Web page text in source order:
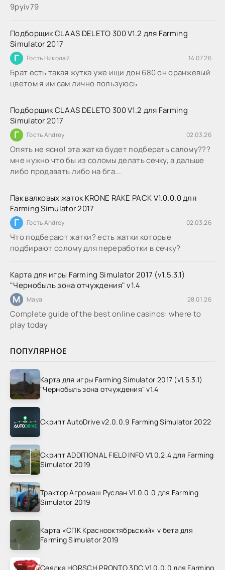
9руіv79
Подборщик CLAAS DELETO 300 V1.2 для Farming
Simulator 2017
Г Гость Николай 14.07.26
Брат есть такая жутка уже ищи дон 680 он оранжевый
цветом я им сам лично пользуюсь
Подборщик CLAAS DELETO 300 V1.2 для Farming
Simulator 2017
Г Гость Andrey 02.03.26
Опять не ясно! эта жатка будет подберать салому???
мне нужно что бы из соломы делать сечку, а дальше
либо продавать либо на бга...
Пак валковых жаток KRONE RAKE PACK V1.0.0.0 для
Farming Simulator 2017
Г Гость Andrey 02.03.26
Что подберают жатки? есть жатки которые
подбирают солому для переработки в сечку?
Карта для игры Farming Simulator 2017 (v1.5.3.1)
"Чернобыль зона отчуждения" v1.4
M Maya 28.01.26
Complete guide of the best online casinos: where to
play today
ПОПУЛЯРНОЕ
Карта для игры Farming Simulator 2017 (v1.5.3.1)
"Чернобыль зона отчуждения" v1.4
Скрипт AutoDrive v2.0.0.9 Farming Simulator 2022
Скрипт ADDITIONAL FIELD INFO V1.0.2.4 для Farming
Simulator 2019
Трактор Агромаш Руслан V1.0.0.0 для Farming
Simulator 2019
Карта «СПК Краснооктябрьский» v бета для
Farming Simulator 2019
Сеялка HORSCH PRONTO 3DC V1.0.0.0 для Farming